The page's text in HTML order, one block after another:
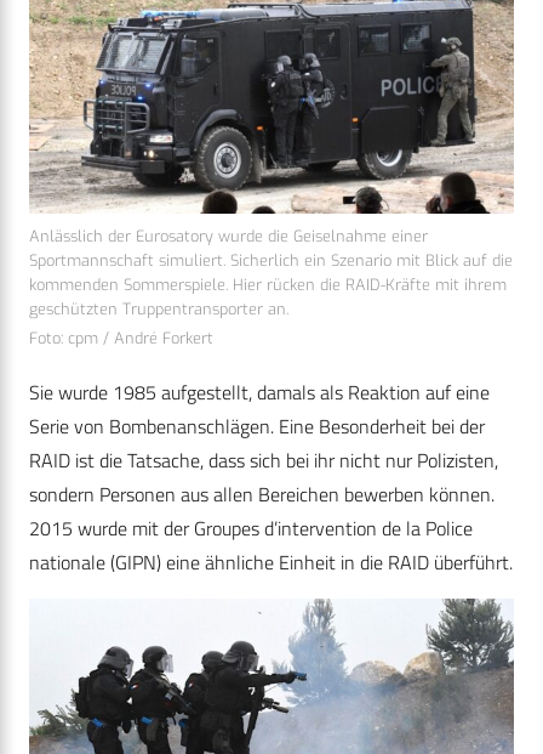
Anlässlich der Eurosatory wurde die Geiselnahme einer
Sportmannschaft simuliert. Sicherlich ein Szenario mit Blick auf die
kommenden Sommerspiele. Hier rücken die RAID-Kräfte mit ihrem
geschützten Truppentransporter an.
Foto: cpm / André Forkert
Sie wurde 1985 aufgestellt, damals als Reaktion auf eine
Serie von Bombenanschlägen. Eine Besonderheit bei der
RAID ist die Tatsache, dass sich bei ihr nicht nur Polizisten,
sondern Personen aus allen Bereichen bewerben können.
2015 wurde mit der Groupes d’intervention de la Police
nationale (GIPN) eine ähnliche Einheit in die RAID überführt.